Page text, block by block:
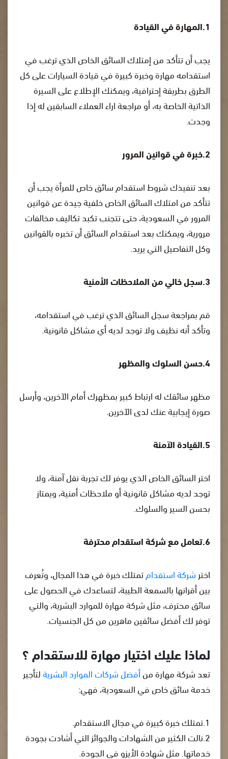
1.المهارة في القيادة
يجب أن تتأكد من إمتلاك السائق الخاص الذي ترغب في
استقدامه مهارة وخبرة كبيرة في قيادة السيارات على كل
الطرق بطريقة إحترافية، ويمكنك الإطلاع على السيرة
الذاتية الخاصة به، أو مراجعة اراء العملاء السابقين له إذا
وجدت.
2.خبرة في قوانين المرور
بعد تنفيذك شروط استقدام سائق خاص للمرأة يجب أن
تتأكد من امتلاك السائق الخاص خلفية جيدة عن قوانين
المرور في السعودية، حتى تتجنب تكبد تكاليف مخالفات
مرورية، ويمكنك بعد استقدام السائق أن تخبره بالقوانين
وكل التفاصيل التي يريد.
3.سجل خالي من الملاحظات الأمنية
قم بمراجعة سجل السائق الذي ترغب في استقدامه،
وتأكد أنه نظيف ولا توجد لديه أي مشاكل قانونية.
4.حسن السلوك والمظهر
مظهر سائقك له ارتباط كبير بمظهرك أمام الآخرين، وأرسل
صورة إيجابية عنك لدى الآخرين.
5.القيادة الآمنة
اختر السائق الخاص الذي يوفر لك تجربة نقل آمنة، ولا
توجد لديه مشاكل قانونية أو ملاحظات أمنية، ويمتاز
بحسن السير والسلوك.
6.تعامل مع شركة استقدام محترفة
اختر شركة استقدامتمتلك خبرة في هذا المجال، وتُعرف
بين أقرانها بالسمعة الطيبة، لتساعدك في الحصول على
سائق محترف، مثل شركة مهارة للموارد البشرية، والتي
توفر لك أفضل سائقين ماهرين من كل الجنسيات.
لماذا عليك اختيار مهارة للاستقدام ؟
تعد شركة مهارة منأفضل شركات الموارد البشريةلتأجير
خدمة سائق خاص في السعودية، فهي:
1.تمتلك خبرة كبيرة في مجال الاستقدام.
2.نالت الكثير من الشهادات والجوائز التي أشادت بجودة
خدماتها. مثل شهادة الأيزو في الجودة.